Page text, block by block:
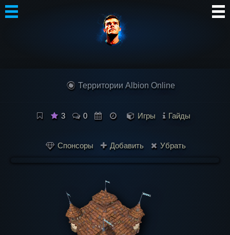
Блог
Территории Albion Online
3 0 Игры Гайды
Спонсоры Добавить Убрать